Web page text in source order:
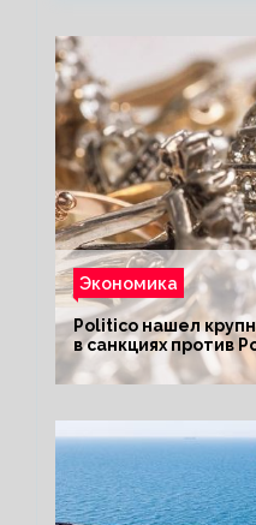
Экономика
Politico нашел
в санкциях против